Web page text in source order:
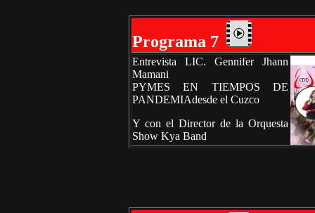
Programa 7
Entrevista LIC. Gennifer Jhann
Mamani
PYMES EN TIEMPOS DE
PANDEMIAdesde el Cuzco
Y con el Director de la Orquesta
Show Kya Band